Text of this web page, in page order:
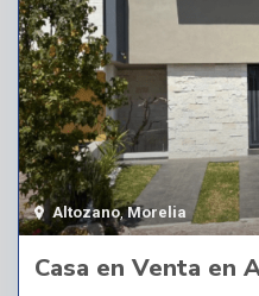
Altozano,Morelia
Casa en Venta en